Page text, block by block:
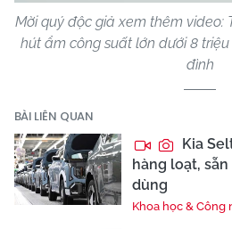
Mời quý độc giả xem thêm video:
hút ẩm công suất lớn dưới 8
đình
BÀI LIÊN QUAN
Kia
hàng loạt,
dùng
Khoa học & Công